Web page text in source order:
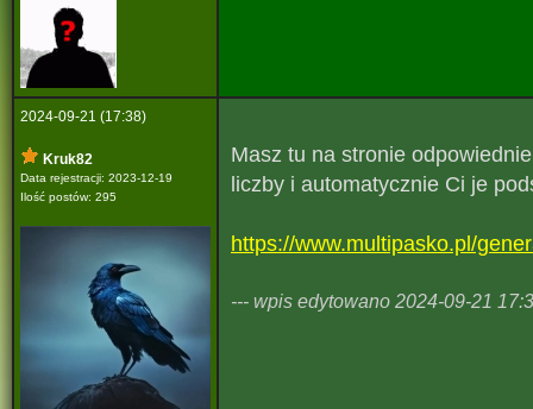
2024-09-21 (17:38)
Kruk82
Data rejestracji: 2023-12-19
Ilość postów: 295
Masz tu na stronie
liczby i automatycznie Ci je
https://www.multipasko.pl/
--- wpis edytowano 2024-09-21